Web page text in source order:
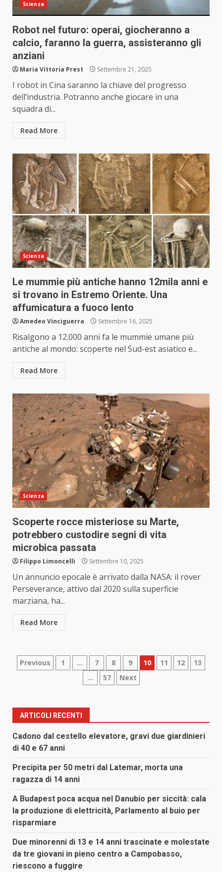
Scienza
Robot nel futuro: operai, giocheranno a
calcio, faranno la guerra, assisteranno gli
anziani
Maria Vittoria Prest Settembre 21, 2025
I robot in Cina saranno la chiave del progresso
dell’industria. Potranno anche giocare in una
squadra di...
Read More
Scienza
Le mummie più antiche hanno 12mila anni e
si trovano in Estremo Oriente. Una
affumicatura a fuoco lento
Amedeo Vinciguerra Settembre 16, 2025
Risalgono a 12.000 anni fa le mummie umane più
antiche al mondo: scoperte nel Sud-est asiatico e...
Read More
Scienza
Scoperte rocce misteriose su Marte,
potrebbero custodire segni di vita
microbica passata
Filippo Limoncelli Settembre 10, 2025
Un annuncio epocale è arrivato dalla NASA: il rover
Perseverance, attivo dal 2020 sulla superficie
marziana, ha...
Read More
Paginazione
articoli
Previous 1 … 7 8 9 10 11 12
13
…
57 Next
ARTICOLI RECENTI
Cadono dal cestello elevatore, gravi due giardinieri
di 40 e 67 anni
Precipita per 50 metri dal Latemar, morta una
ragazza di 14 anni
A Budapest poca acqua nel Danubio per siccità: cala
la produzione di elettricità, Parlamento al buio per
risparmiare
Due minorenni di 13 e 14 anni trascinate e molestate
da tre giovani in pieno centro a Campobasso,
riescono a fuggire